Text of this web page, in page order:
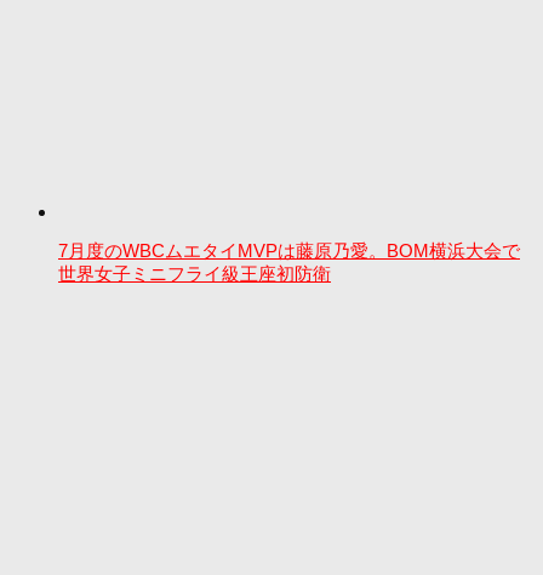
7月度のWBCムエタイMVPは藤原乃愛。BOM横浜大会で
世界女子ミニフライ級王座初防衛